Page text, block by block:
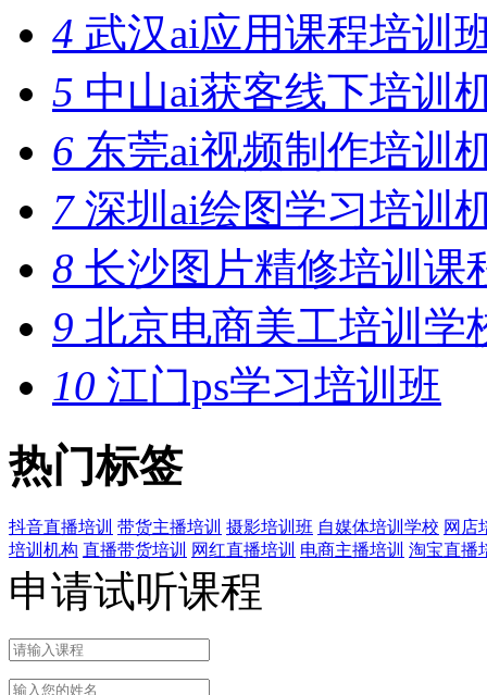
4 武汉ai应用课程培训
5 中山ai获客线下培训
6 东莞ai视频制作培训
7深圳ai绘图学习培训
8 长沙图片精修培训课
9 北京电商美工培训学
10 江门ps学习培训班
热门标签
抖音直播培训 带货主播培训 摄影培训班 自媒体培训学校 网店
培训机构 直播带货培训 网红直播培训 电商主播培训 淘宝直播
申请试听课程